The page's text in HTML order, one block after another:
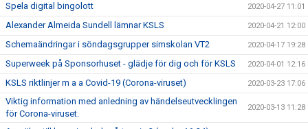
Spela digital bingolott 2020-04-27 11:01
Alexander Almeida Sundell lämnar KSLS 2020-04-21 12:00
Schemaändringar i söndagsgrupper simskolan VT2 2020-04-17 19:28
Superweek på Sponsorhuset - glädje för dig och för KSLS 2020-04-01 12:16
KSLS riktlinjer m a a Covid-19 (Corona-viruset) 2020-03-23 17:06
Viktig information med anledning av händelseutvecklingen
för Corona-viruset.
2020-03-13 11:28